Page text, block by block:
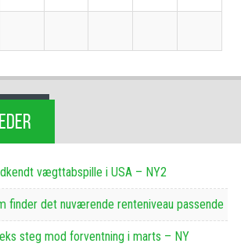
vægttabspille i USA – NY2
finder det nuværende renteniveau passende
steg mod forventning i marts – NY